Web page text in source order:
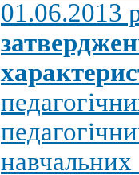
навчальних